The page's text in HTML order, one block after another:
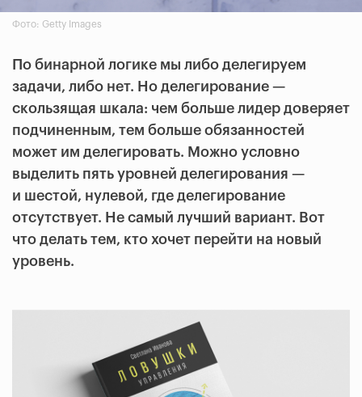
Фото: Getty Images
По бинарной логике мы либо делегируем
задачи, либо нет. Но делегирование —
скользящая шкала: чем больше лидер доверяет
подчиненным, тем больше обязанностей
может им делегировать. Можно условно
выделить пять уровней делегирования —
и шестой, нулевой, где делегирование
отсутствует. Не самый лучший вариант. Вот
что делать тем, кто хочет перейти на новый
уровень.